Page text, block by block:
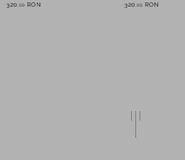
320 00 RON
320 00 RON